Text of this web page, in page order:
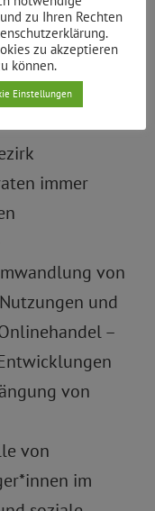
Wohnumfelder
zu entwickeln
immer
von
und
–
von
von
im
zu Ihren Rechten
zu akzeptieren
können.
Einstellungen